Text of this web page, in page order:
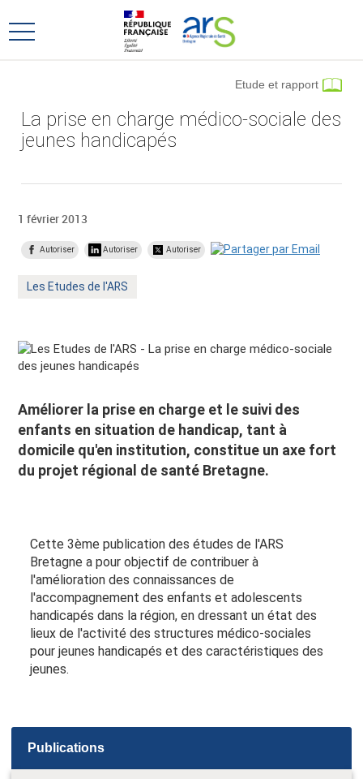
au
menu
au
contenu
Ouvrir
La prise en charge médico-sociale des
jeunes handicapés
Etude et rapport
1 février 2013
Autoriser Autoriser Autoriser
Mot
Les Etudes de l'ARS
Améliorer la prise en charge et le suivi des
enfants en situation de handicap, tant à
domicile qu'en institution, constitue un axe fort
du projet régional de santé Bretagne.
Cette 3ème publication des études de l'ARS
Bretagne a pour objectif de contribuer à
l'amélioration des connaissances de
l'accompagnement des enfants et adolescents
handicapés dans la région, en dressant un état des
lieux de l'activité des structures médico-sociales
pour jeunes handicapés et des caractéristiques des
jeunes.
Publications